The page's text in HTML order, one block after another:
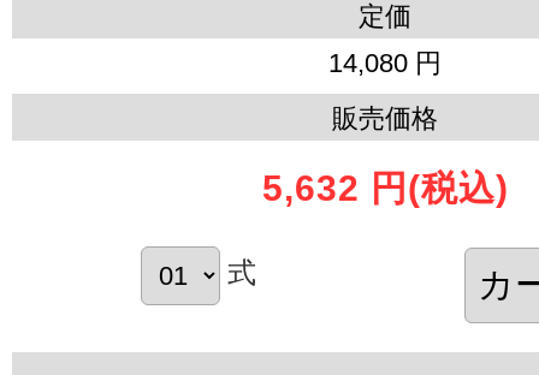
定価
14,080 円
販売価格
5,632 円 (税込)
式